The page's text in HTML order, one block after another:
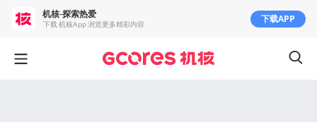
机核-探索热爱
下载 机核App 浏览更多精彩内容 下载APP